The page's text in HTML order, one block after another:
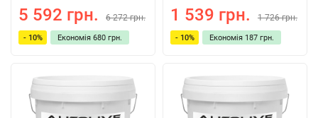
5 592 грн. 6 272 грн.
- 10% Економія 680 грн.
1 539 грн. 1 726 грн.
- 10% Економія 187 грн.